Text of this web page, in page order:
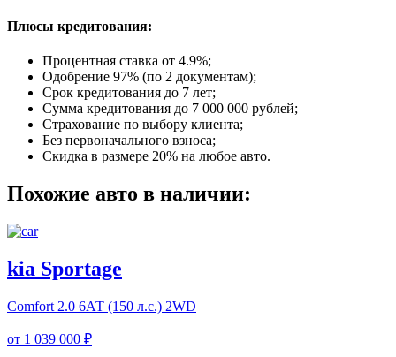
Плюсы кредитования:
Процентная ставка от 4.9%;
Одобрение 97% (по 2 документам);
Срок кредитования до 7 лет;
Сумма кредитования до 7 000 000 рублей;
Страхование по выбору клиента;
Без первоначального взноса;
Скидка в размере 20% на любое авто.
Похожие авто в наличии:
kia Sportage
Comfort 2.0 6АТ (150 л.с.) 2WD
от 1 039 000 ₽